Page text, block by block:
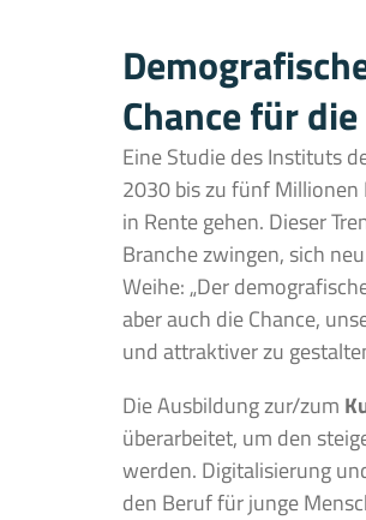
Chance für
Eine Studie des Instituts
2030 bis zu fünf
in Rente gehen. Dieser
Branche zwingen, sich
Weihe: „Der
aber auch die Chance,
und attraktiver zu
Die Ausbildung zur/zum
überarbeitet, um den
werden. Digitalisierung
den Beruf für junge